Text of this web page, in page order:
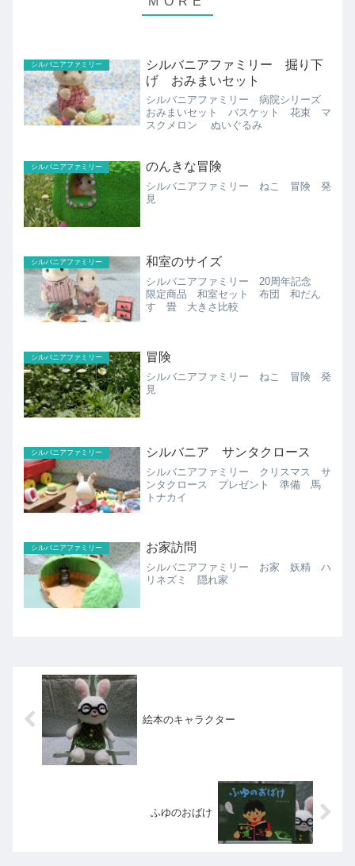
シルバニアファミリー
シルバニアファミリー 掘り下
げ おみまいセット
シルバニアファミリー 病院シリーズ
おみまいセット バスケット 花束 マ
スクメロン ぬいぐるみ
シルバニアファミリー のんきな冒険
シルバニアファミリー ねこ 冒険 発
見
シルバニアファミリー 和室のサイズ
シルバニアファミリー 20周年記念
限定商品 和室セット 布団 和だん
す 畳 大きさ比較
シルバニアファミリー 冒険
シルバニアファミリー ねこ 冒険 発
見
シルバニアファミリー シルバニア サンタクロース
シルバニアファミリー クリスマス サ
ンタクロース プレゼント 準備 馬
トナカイ
シルバニアファミリー お家訪問
シルバニアファミリー お家 妖精 ハ
リネズミ 隠れ家
絵本のキャラクター
ふゆのおばけ